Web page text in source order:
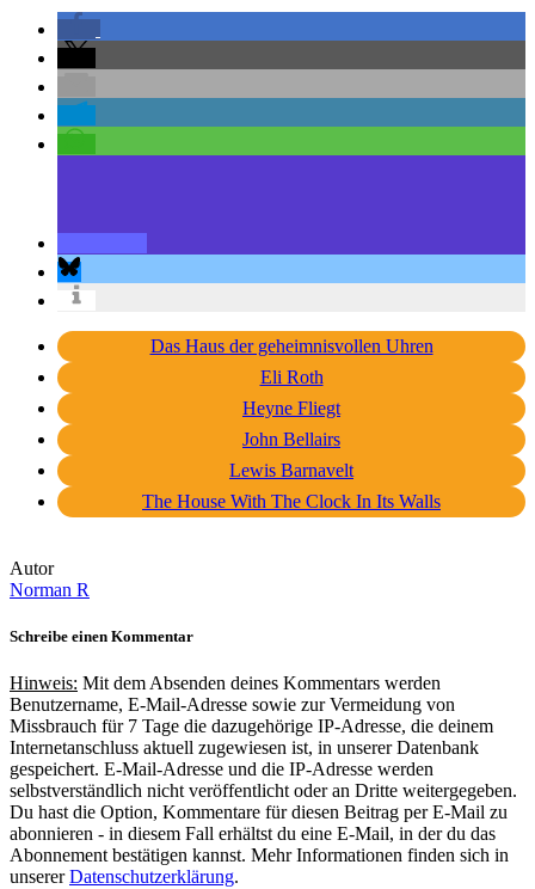
Das Haus der geheimnisvollen Uhren
Eli Roth
Heyne Fliegt
John Bellairs
Lewis Barnavelt
The House With The Clock In Its Walls
Autor
Norman R
Schreibe einen Kommentar
Hinweis: Mit dem Absenden deines Kommentars werden
Benutzername, E-Mail-Adresse sowie zur Vermeidung von
Missbrauch für 7 Tage die dazugehörige IP-Adresse, die deinem
Internetanschluss aktuell zugewiesen ist, in unserer Datenbank
gespeichert. E-Mail-Adresse und die IP-Adresse werden
selbstverständlich nicht veröffentlicht oder an Dritte weitergegeben.
Du hast die Option, Kommentare für diesen Beitrag per E-Mail zu
abonnieren - in diesem Fall erhältst du eine E-Mail, in der du das
Abonnement bestätigen kannst. Mehr Informationen finden sich in
unsererDatenschutzerklärung.